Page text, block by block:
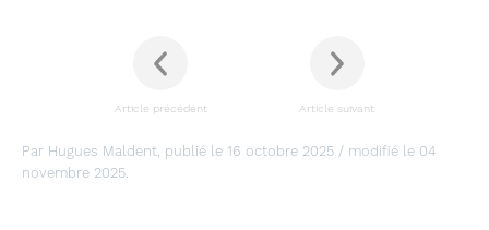
Article précédent Article suivant
Par Hugues Maldent, publié le 16 octobre 2025 / modifié le 04
novembre 2025.